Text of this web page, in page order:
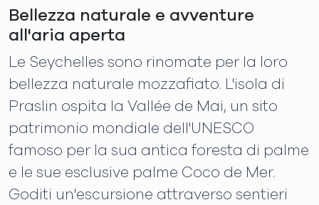
Bellezza naturale e avventure
all'aria aperta
Le Seychelles sono rinomate per la loro
bellezza naturale mozzafiato. L'isola di
Praslin ospita la Vallée de Mai, un sito
patrimonio mondiale dell'UNESCO
famoso per la sua antica foresta di palme
e le sue esclusive palme Coco de Mer.
Goditi un'escursione attraverso sentieri